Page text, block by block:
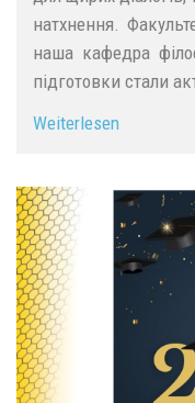
натхнення.
наша кафедра
підготовки стали
Weiterlesen